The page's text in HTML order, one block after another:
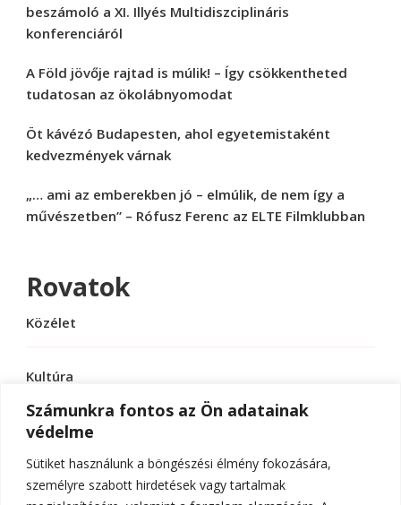
Számunkra fontos az Ön adatainak
védelme
Sütiket használunk a böngészési élmény fokozására,
személyre szabott hirdetések vagy tartalmak
beszámoló a XI. Illyés Multidiszciplináris
konferenciáról
A Föld jövője rajtad is múlik! – Így csökkentheted
tudatosan az ökolábnyomodat
Öt kávézó Budapesten, ahol egyetemistaként
kedvezmények várnak
„… ami az emberekben jó – elmúlik, de nem így a
művészetben” – Rófusz Ferenc az ELTE Filmklubban
Rovatok
Közélet
Kultúra
Sport
Tudomány